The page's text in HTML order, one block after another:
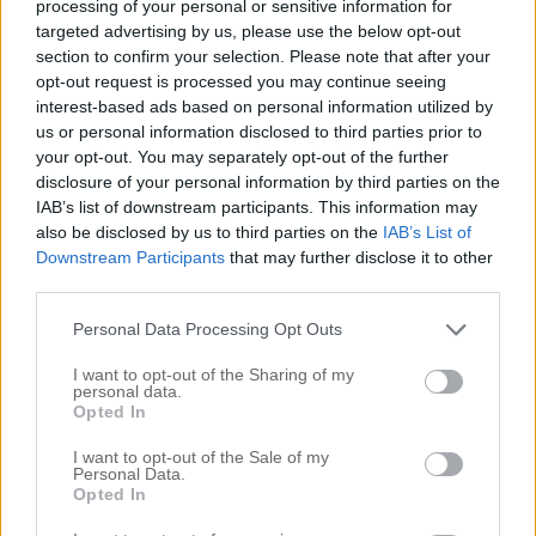
processing of your personal or sensitive information for
targeted advertising by us, please use the below opt-out
section to confirm your selection. Please note that after your
opt-out request is processed you may continue seeing
interest-based ads based on personal information utilized by
us or personal information disclosed to third parties prior to
your opt-out. You may separately opt-out of the further
disclosure of your personal information by third parties on the
IAB’s list of downstream participants. This information may
also be disclosed by us to third parties on the IAB’s List of
Downstream Participants that may further disclose it to other
Personal Data Processing Opt Outs
I want to opt-out of the Sharing of my
personal data.
Opted In
I want to opt-out of the Sale of my
Personal Data.
Opted In
14 augusti, 2015 kl. 19:15
Åh, tusen tack!! Färgen i sovrummet är m a g i s
k !
Kram & Happy Friday
Line –http://themanylivesofline.blogspot.se/
Alex
14 augusti, 2015 kl. 20:41
Så himla himla fint allt blev och så himla snällt
av dig att ta dig tid och dela med dig av alla koder- tack!
Ha en härlig helg!
Karin
14 augusti, 2015 kl. 21:23
Karin